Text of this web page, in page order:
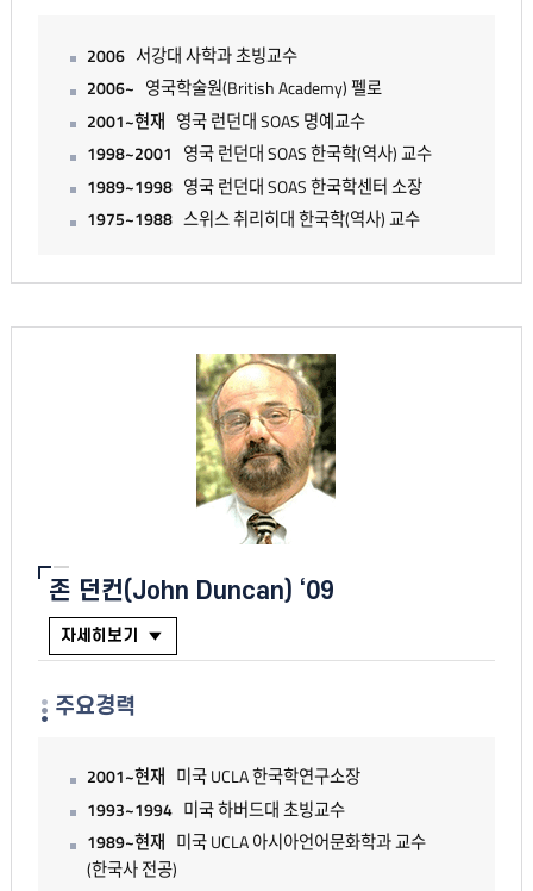
2006 서강대 사학과 초빙교수
2006~ 영국학술원(British Academy) 펠로
2001~현재 영국 런던대 SOAS 명예교수
1998~2001 영국 런던대 SOAS 한국학(역사) 교수
1989~1998 영국 런던대 SOAS 한국학센터 소장
1975~1988 스위스 취리히대 한국학(역사) 교수
존 던컨(John Duncan) ‘09
자세히보기
주요경력
2001~현재 미국 UCLA 한국학연구소장
1993~1994 미국 하버드대 초빙교수
1989~현재 미국 UCLA 아시아언어문화학과 교수
(한국사 전공)